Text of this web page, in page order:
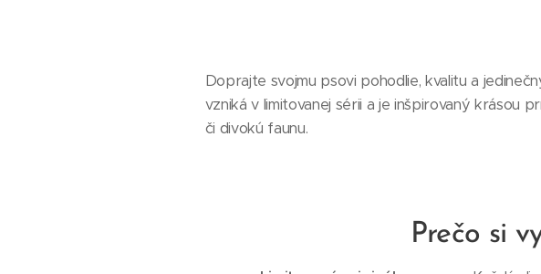
Doprajte svojmu psovi pohodlie, kvalitu a
vzniká v limitovanej sérii a je inšpirovaný krásou
či divokú faunu.
Prečo si